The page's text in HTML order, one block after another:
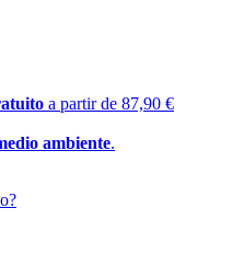
a partir de 87,90 €
ambiente.